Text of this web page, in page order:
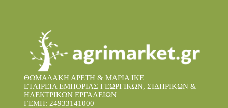
ΘΩΜΑΔΑΚΗ ΑΡΕΤΗ & ΜΑΡΙΑ IKE
ΕΤΑΙΡΕΙΑ ΕΜΠΟΡΙΑΣ ΓΕΩΡΓΙΚΩΝ, ΣΙΔΗΡΙΚΩΝ &
ΗΛΕΚΤΡΙΚΩΝ ΕΡΓΑΛΕΙΩΝ
ΓΕΜΗ: 24933141000